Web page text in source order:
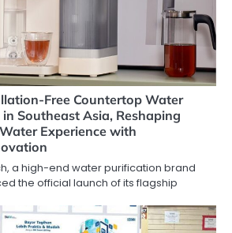
Free Countertop Water
Southeast Asia, Reshaping
Experience with
a high-end water purification brand
the official launch of its flagship